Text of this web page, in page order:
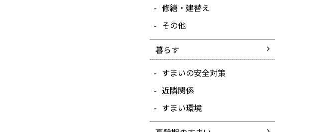
修繕・建替え
その他
暮らす
すまいの安全対策
近隣関係
すまい環境